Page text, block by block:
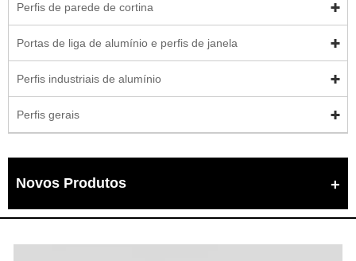
Perfis de parede de cortina
Portas de liga de alumínio e perfis de janela
Perfis industriais de alumínio
Perfis gerais
Novos Produtos